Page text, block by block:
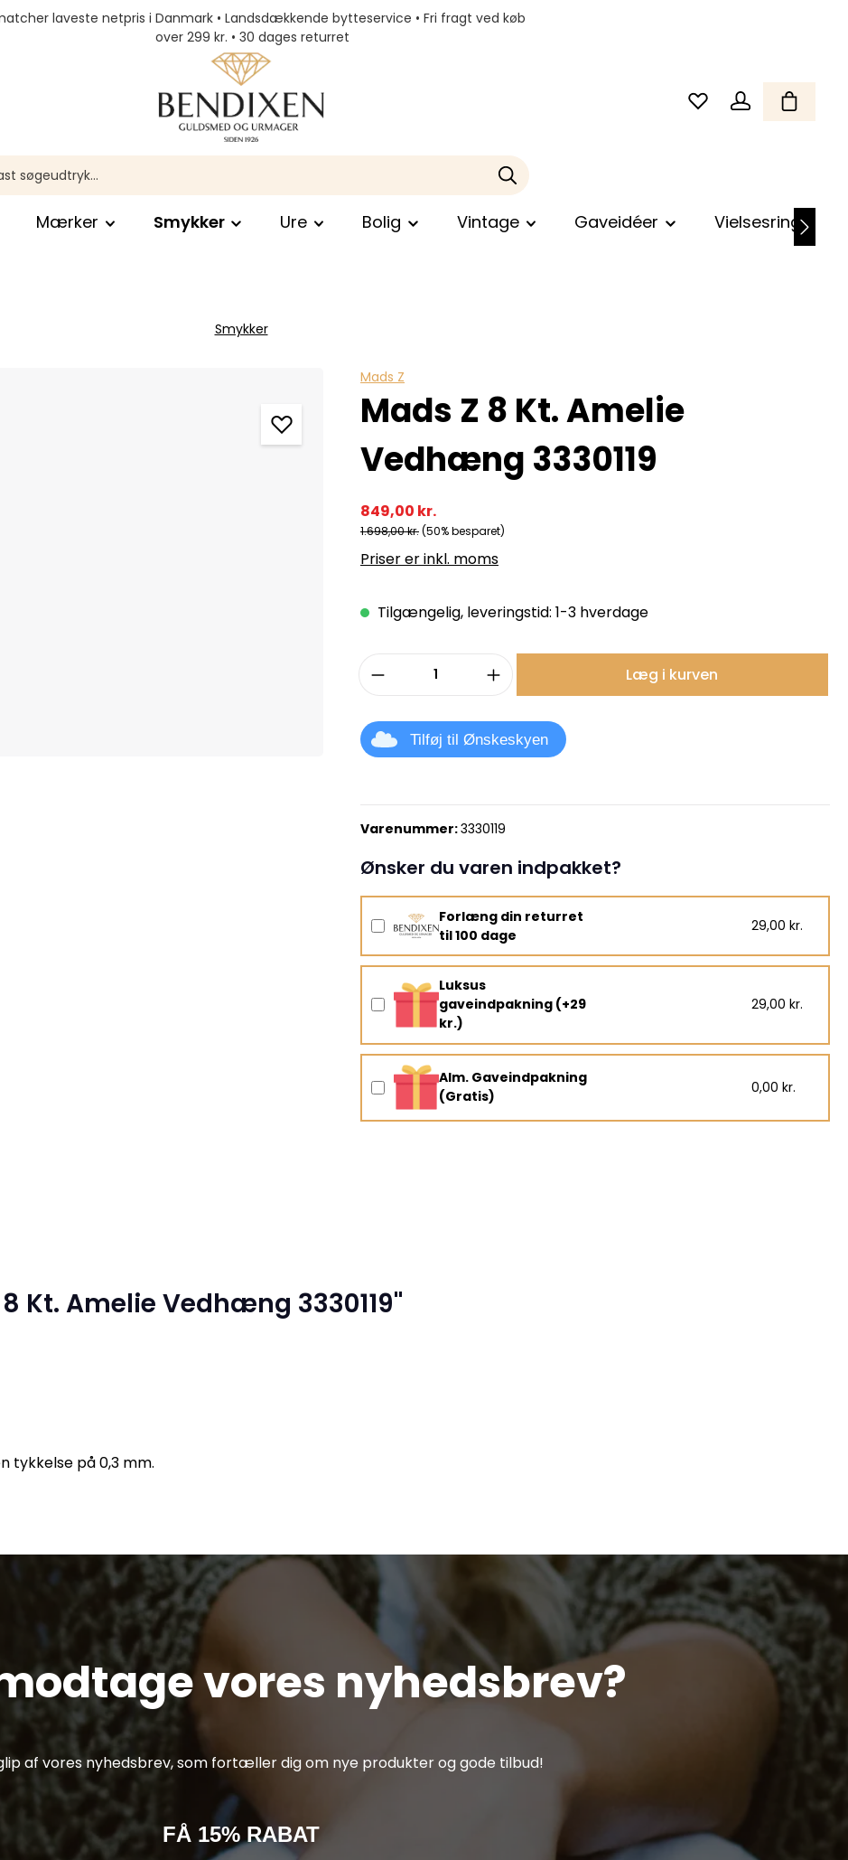
laveste netpris i Danmark • Landsdækkende bytteservice • Fri fragt ved køb
over 299 kr. • 30 dages returret
Mærker Smykker Ure Bolig Vintage Gaveidéer Vielsesringe
Smykker
Mads Z
Mads Z 8 Kt. Amelie
Vedhæng 3330119
849,00 kr.
1.698,00 kr.(50% besparet)
Priser er inkl. moms
Tilgængelig, leveringstid: 1-3 hverdage
Produktmængde: Indtast det ønskede
Læg i kurven
Tilføj til Ønskeskyen
Varenummer:3330119
Ønsker du varen indpakket?
Forlæng din returret
til 100 dage
29,00 kr.
Luksus
gaveindpakning (+29
kr.)
29,00 kr.
Alm. Gaveindpakning
(Gratis)
0,00 kr.
Kt. Amelie Vedhæng 3330119"
tykkelse på 0,3 mm.
vores nyhedsbrev?
af vores nyhedsbrev, som fortæller dig om nye produkter og gode tilbud!
FÅ 15% RABAT